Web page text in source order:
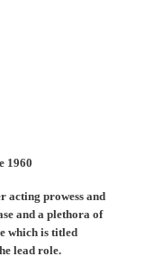
1960
acting prowess and
and a plethora of
which is titled
lead role.